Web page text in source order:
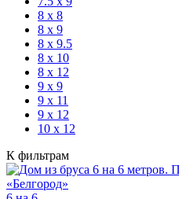
8 х 8
8 х 9
8 х 9.5
8 х 10
8 х 12
9 х 9
9 х 11
9 х 12
10 х 12
К фильтрам
«Белгород»